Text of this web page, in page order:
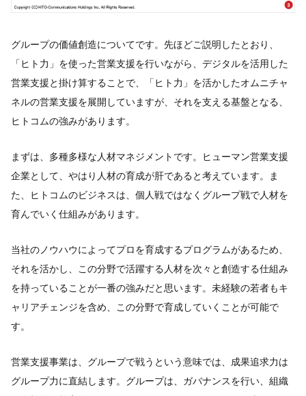
グループの価値創造についてです。先ほどご説明したとおり、
「ヒト力」を使った営業支援を行いながら、デジタルを活用した
営業支援と掛け算することで、「ヒト力」を活かしたオムニチャ
ネルの営業支援を展開していますが、それを支える基盤となる、
ヒトコムの強みがあります。
まずは、多種多様な人材マネジメントです。ヒューマン営業支援
企業として、やはり人材の育成が肝であると考えています。ま
た、ヒトコムのビジネスは、個人戦ではなくグループ戦で人材を
育んでいく仕組みがあります。
当社のノウハウによってプロを育成するプログラムがあるため、
それを活かし、この分野で活躍する人材を次々と創造する仕組み
を持っていることが一番の強みだと思います。未経験の若者もキ
ャリアチェンジを含め、この分野で育成していくことが可能で
す。
営業支援事業は、グループで戦うという意味では、成果追求力は
グループ力に直結します。グループは、ガバナンスを行い、組織